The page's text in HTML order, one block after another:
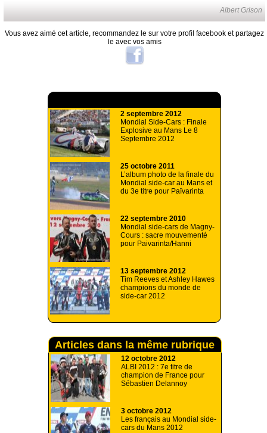
Albert Grison
Vous avez aimé cet article, recommandez le sur votre profil facebook et partagez
le avec vos amis
2 septembre 2012
Mondial Side-Cars : Finale
Explosive au Mans Le 8
Septembre 2012
25 octobre 2011
L’album photo de la finale du
Mondial side-car au Mans et
du 3e titre pour Païvarinta
22 septembre 2010
Mondial side-cars de Magny-
Cours : sacre mouvementé
pour Paivarinta/Hanni
13 septembre 2012
Tim Reeves et Ashley Hawes
champions du monde de
side-car 2012
Articles dans la même rubrique
12 octobre 2012
ALBI 2012 : 7e titre de
champion de France pour
Sébastien Delannoy
3 octobre 2012
Les français au Mondial side-
cars du Mans 2012